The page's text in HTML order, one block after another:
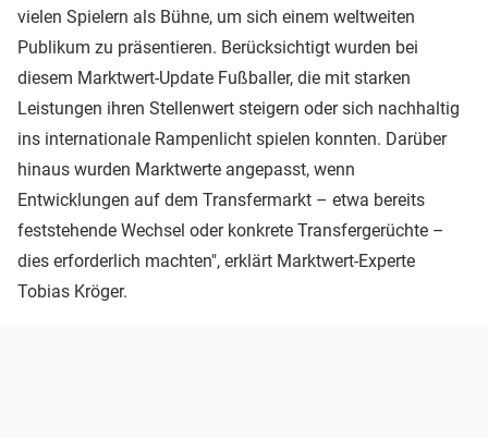
vielen Spielern als Bühne, um sich einem weltweiten
Publikum zu präsentieren. Berücksichtigt wurden bei
diesem Marktwert-Update Fußballer, die mit starken
Leistungen ihren Stellenwert steigern oder sich nachhaltig
ins internationale Rampenlicht spielen konnten. Darüber
hinaus wurden Marktwerte angepasst, wenn
Entwicklungen auf dem Transfermarkt – etwa bereits
feststehende Wechsel oder konkrete Transfergerüchte –
dies erforderlich machten", erklärt Marktwert-Experte
Tobias Kröger.